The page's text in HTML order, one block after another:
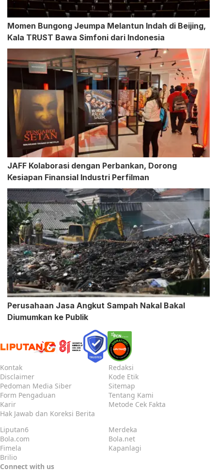
Momen Bungong Jeumpa Melantun Indah di Beijing,
Kala TRUST Bawa Simfoni dari Indonesia
JAFF Kolaborasi dengan Perbankan, Dorong
Kesiapan Finansial Industri Perfilman
Perusahaan Jasa Angkut Sampah Nakal Bakal
Diumumkan ke Publik
Kontak
Redaksi
Disclaimer
Kode Etik
Pedoman Media Siber
Sitemap
Form Pengaduan
Tentang Kami
Karir
Metode Cek Fakta
Hak Jawab dan Koreksi Berita
Liputan6
Merdeka
Bola.com
Bola.net
Fimela
Kapanlagi
Brilio
Connect with us